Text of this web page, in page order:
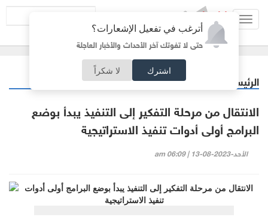
أترغب في تفعيل الإشعارات؟
حتى لا تفوتك آخر الأحداث والأخبار العاجلة
اشترك لا شكراً
الرئيسية كتاب البلد
الانتقال من مرحلة التفكير إلى التنفيذ يبدأ بوضع
البرامج أولى أدوات تنفيذ الاستراتيجية
الأحد-2023-08-13 | 06:09 am